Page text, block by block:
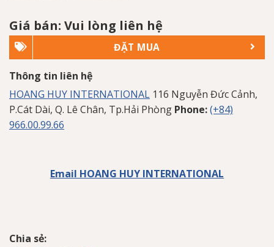
Giá bán: Vui lòng liên hệ
ĐẶT MUA
Thông tin liên hệ
HOANG HUY INTERNATIONAL 116 Nguyễn Đức Cảnh,
P.Cát Dài, Q. Lê Chân, Tp.Hải Phòng Phone:(+84)
966.00.99.66
Email HOANG HUY INTERNATIONAL
Chia sẻ: